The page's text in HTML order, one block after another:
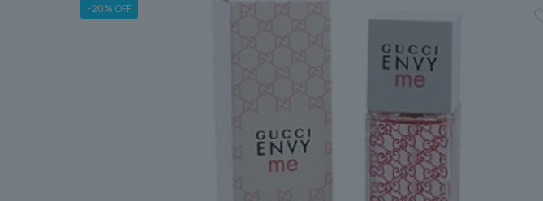
-20% OFF